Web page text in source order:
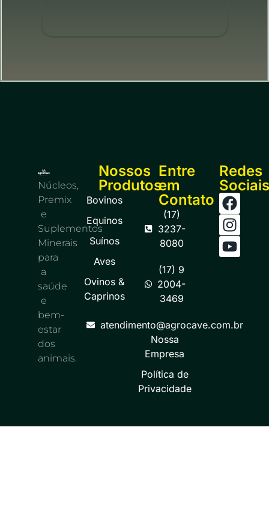
Núcleos,
Premix
e
Suplementos
Minerais
para
a
saúde
e
bem-
estar
dos
animais.
Nossos
Produtos
Bovinos
Equinos
Suínos
Aves
Ovinos &
Caprinos
Entre
em
Contato
(17)
3237-
8080
(17) 9
2004-
3469
atendimento@agrocave.com.br
Nossa
Empresa
Política de
Privacidade
Redes